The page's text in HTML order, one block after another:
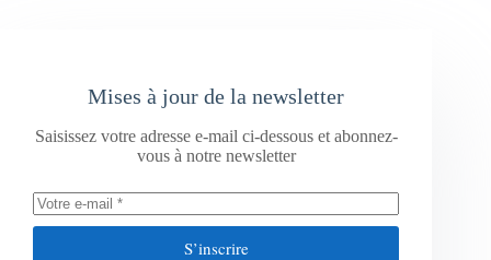
Mises à jour de la newsletter
Saisissez votre adresse e-mail ci-dessous et abonnez-
vous à notre newsletter
S’inscrire